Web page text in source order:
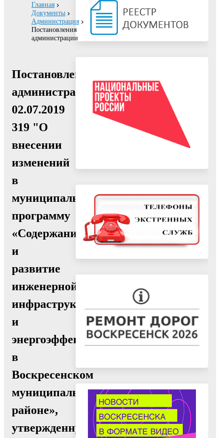
Главная
Документы
Администрация
Постановления
администрации
Постановление
администрации
02.07.2019
319 "О
внесении
изменений
в
муниципальную
программу
«Содержание
и
развитие
инженерной
инфраструктуры
и
энергоэффективности
в
Воскресенском
муниципальном
районе»,
утвержденную